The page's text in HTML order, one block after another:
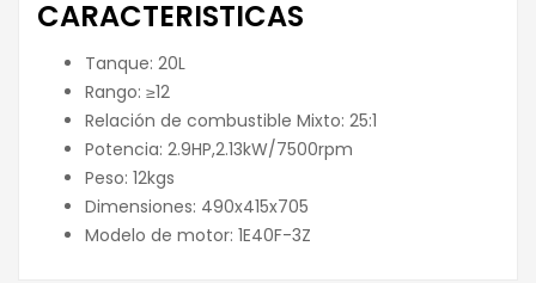
CARACTERISTICAS
Tanque: 20L
Rango: ≥12
Relación de combustible Mixto: 25:1
Potencia: 2.9HP,2.13kW/7500rpm
Peso: 12kgs
Dimensiones: 490x415x705
Modelo de motor: 1E40F-3Z